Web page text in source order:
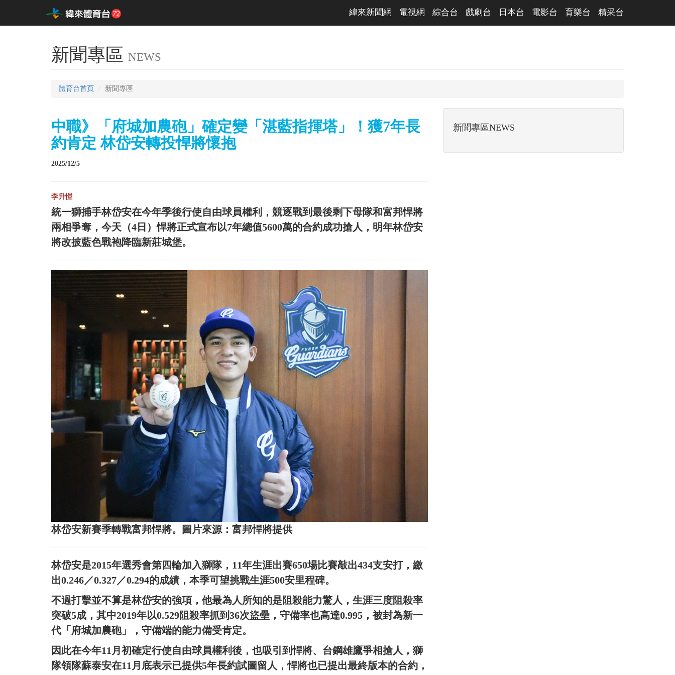
緯來新聞網 電視網 綜合台 戲劇台 日本台 電影台 育樂台 精采台
新聞專區 NEWS
體育台首頁 新聞專區
中職》「府城加農砲」確定變「湛藍指揮塔」！獲7年長
約肯定 林岱安轉投悍將懷抱
2025/12/5
李升愷
統一獅捕手林岱安在今年季後行使自由球員權利，競逐戰到最後剩下母隊和富邦悍將
兩相爭奪，今天（4日）悍將正式宣布以7年總值5600萬的合約成功搶人，明年林岱安
將改披藍色戰袍降臨新莊城堡。
林岱安新賽季轉戰富邦悍將。圖片來源：富邦悍將提供
林岱安是2015年選秀會第四輪加入獅隊，11年生涯出賽650場比賽敲出434支安打，繳
出0.246／0.327／0.294的成績，本季可望挑戰生涯500安里程碑。
不過打擊並不算是林岱安的強項，他最為人所知的是阻殺能力驚人，生涯三度阻殺率
突破5成，其中2019年以0.529阻殺率抓到36次盜壘，守備率也高達0.995，被封為新一
代「府城加農砲」，守備端的能力備受肯定。
因此在今年11月初確定行使自由球員權利後，也吸引到悍將、台鋼雄鷹爭相搶人，獅
隊領隊蘇泰安在11月底表示已提供5年長約試圖留人，悍將也已提出最終版本的合約，
新聞專區NEWS